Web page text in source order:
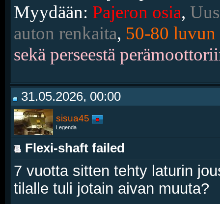
Myydään: Pajeron osia,
auton renkaita, 50-80 luvun
sekä perseestä
31.05.2026, 00:00
sisua45
Legenda
Flexi-shaft failed
7 vuotta sitten tehty laturin
tilalle tuli jotain aivan muuta?